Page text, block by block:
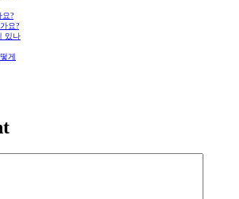
?
요?
있나
게